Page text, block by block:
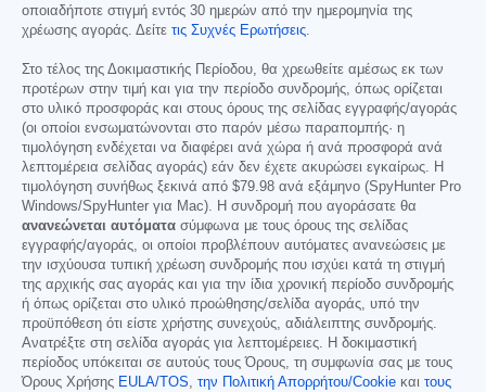
οποιαδήποτε στιγμή εντός 30 ημερών από την ημερομηνία της
χρέωσης αγοράς. Δείτε τις Συχνές Ερωτήσεις
Στο τέλος της Δοκιμαστικής Περίοδου, θα χρεωθείτε αμέσως εκ των
προτέρων στην τιμή και για την περίοδο συνδρομής, όπως ορίζεται
στο υλικό προσφοράς και στους όρους της σελίδας εγγραφής/αγοράς
(οι οποίοι ενσωματώνονται στο παρόν μέσω παραπομπής· η
τιμολόγηση ενδέχεται να διαφέρει ανά χώρα ή ανά προσφορά ανά
λεπτομέρεια σελίδας αγοράς) εάν δεν έχετε ακυρώσει εγκαίρως. Η
τιμολόγηση συνήθως ξεκινά από $79.98 ανά εξάμηνο (SpyHunter Pro
Windows/SpyHunter για Mac). Η συνδρομή που αγοράσατε θα
ανανεώνεται αυτόματα σύμφωνα με τους όρους της σελίδας
εγγραφής/αγοράς, οι οποίοι προβλέπουν αυτόματες ανανεώσεις με
την ισχύουσα τυπική χρέωση συνδρομής που ισχύει κατά τη στιγμή
της αρχικής σας αγοράς και για την ίδια χρονική περίοδο συνδρομής
ή όπως ορίζεται στο υλικό προώθησης/σελίδα αγοράς, υπό την
προϋπόθεση ότι είστε χρήστης συνεχούς, αδιάλειπτης συνδρομής.
Ανατρέξτε στη σελίδα αγοράς για λεπτομέρειες. Η δοκιμαστική
περίοδος υπόκειται σε αυτούς τους Όρους, τη συμφωνία σας με τους
Όρους Χρήσης EULA/TOS την Πολιτική Απορρήτου/Cookie και τους